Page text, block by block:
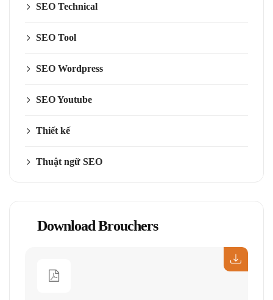
SEO Technical
SEO Tool
SEO Wordpress
SEO Youtube
Thiết kế
Thuật ngữ SEO
Download Brouchers